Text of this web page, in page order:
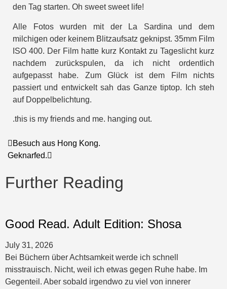
den Tag starten. Oh sweet sweet life!
Alle Fotos wurden mit der La Sardina und dem
milchigen oder keinem Blitzaufsatz geknipst. 35mm Film
ISO 400. Der Film hatte kurz Kontakt zu Tageslicht kurz
nachdem zurückspulen, da ich nicht ordentlich
aufgepasst habe. Zum Glück ist dem Film nichts
passiert und entwickelt sah das Ganze tiptop. Ich steh
auf Doppelbelichtung.
.this is my friends and me. hanging out.
Besuch aus Hong Kong.
Geknarfed.
Further Reading
Good Read. Adult Edition: Shosa
July 31, 2026
Bei Büchern über Achtsamkeit werde ich schnell
misstrauisch. Nicht, weil ich etwas gegen Ruhe habe. Im
Gegenteil. Aber sobald irgendwo zu viel von innerer